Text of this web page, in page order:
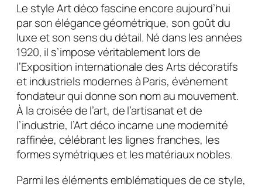
Le style Art déco fascine encore aujourd’hui
par son élégance géométrique, son goût du
luxe et son sens du détail. Né dans les années
1920, il s’impose véritablement lors de
l’Exposition internationale des Arts décoratifs
et industriels modernes à Paris, événement
fondateur qui donne son nom au mouvement.
À la croisée de l’art, de l’artisanat et de
l’industrie, l’Art déco incarne une modernité
raffinée, célébrant les lignes franches, les
formes symétriques et les matériaux nobles.
Parmi les éléments emblématiques de ce style,